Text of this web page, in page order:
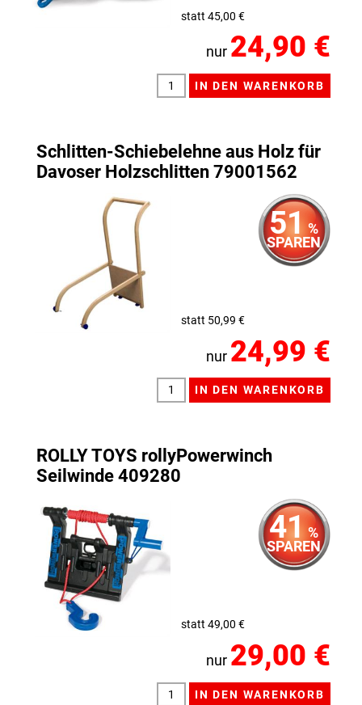
statt 45,00 €
nur 24,90 €
Schlitten-Schiebelehne aus Holz für
Davoser Holzschlitten 79001562
51 %
SPAREN
statt 50,99 €
nur 24,99 €
ROLLY TOYS rollyPowerwinch
Seilwinde 409280
41 %
SPAREN
statt 49,00 €
nur 29,00 €